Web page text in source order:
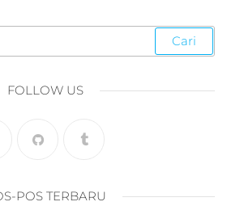
digital,digital
marketing untuk
umkm,digital
umkm,pemasaran
digital
FOLLOW US
POS TERBARU